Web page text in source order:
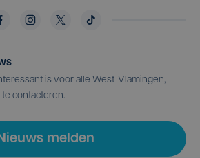
is voor alle West-Vlamingen,
contacteren.
melden